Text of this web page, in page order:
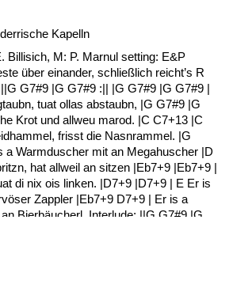
Kapelln
Billisich, M: P. Marnul setting: E&P
über einander, schließlich reicht’s R
G7#9 |G G7#9 :|| |G G7#9 |G G7#9 |
tuat ollas abstaubn, |G G7#9 |G
Krot und allweu marod. |C C7+13 |C
frisst die Nasnrammel. |G
a Warmduscher mit an Megahuscher |D
hat allweil an sitzen |Eb7+9 |Eb7+9 |
di nix ois linken. |D7+9 |D7+9 | E Er is
Zappler |Eb7+9 D7+9 | Er is a
Bierbäucherl. Interlude: ||G G7#9 |G